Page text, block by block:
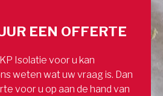
EEN OFFERTE
Isolatie voor u kan
weten wat uw vraag is. Dan
voor u op aan de hand van